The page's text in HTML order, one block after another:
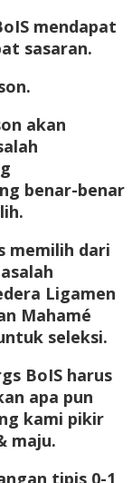
mendapat
sasaran.
akan
benar-benar
memilih dari
Ligamen
Mahamé
seleksi.
BoIS harus
apa pun
kami pikir
maju.
tipis 0-1